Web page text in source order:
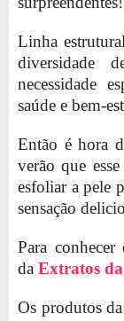
Linha
diversidade
necessidade
saúde e bem-
Então é hora
verão que
esfoliar a pele
sensação
Para
da Extratos
Os produtos